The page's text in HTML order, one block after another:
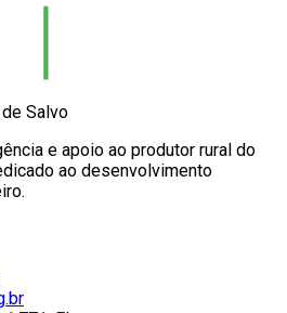
Salvo
e apoio ao produtor rural do
ao desenvolvimento